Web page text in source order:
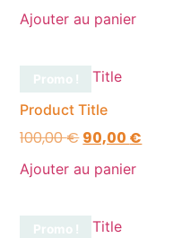
Ajouter au panier
Promo !
Product Title
100,00€ 90,00 €
Ajouter au panier
Promo !